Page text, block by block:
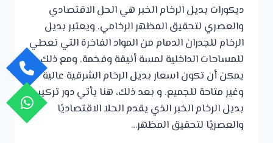
ديكورات بديل الرخام الخبر هي الحل الاقتصادي
والعصري لتحقيق المظهر الرخامي. ويعتبر بديل
الرخام للجدران الدمام من المواد الفاخرة التي تعطي
للمساحات الداخلية لمسة أنيقة وفخمة. ومع ذلك،
يمكن أن تكون اسعار بديل الرخام الشرقية عالية
وغير متاحة للجميع. و بعد ذلك، هنا يأتي دور تركيب
بديل الرخام الخبر الذي يقدم الحلا الاقتصاديًا
والعصريًا لتحقيق المظهر…